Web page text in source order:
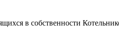
в собственности